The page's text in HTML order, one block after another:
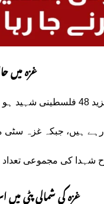
غزہ میں
اسرائیل کے غزہ پر وحشیانہ حملے تاحال جاری ہیں،
رہے ہیں، جبکہ غزہ سٹی
تعداد 44,330 ہو چکی ہے۔
غزہ کی شمالی پٹی میں